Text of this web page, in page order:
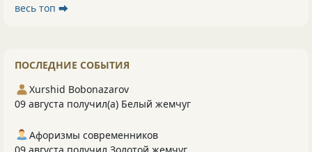
весь топ ⮕
ПОСЛЕДНИЕ СОБЫТИЯ
Xurshid Bobonazarov
09 августа получил(а) Белый жемчуг
Афоризмы современников
09 августа получил Золотой жемчуг